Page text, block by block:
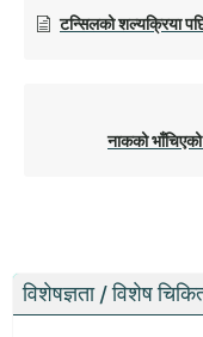
विशेषज्ञता / विशेष
टन्सिलको शल्यक्रिया
नाकको